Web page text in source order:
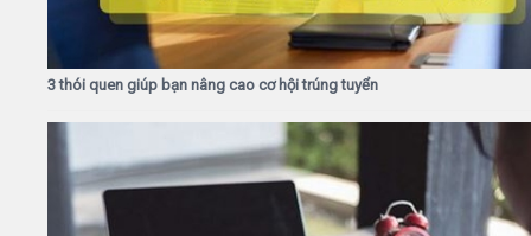
3 thói quen giúp bạn nâng cao cơ hội trúng tuyển